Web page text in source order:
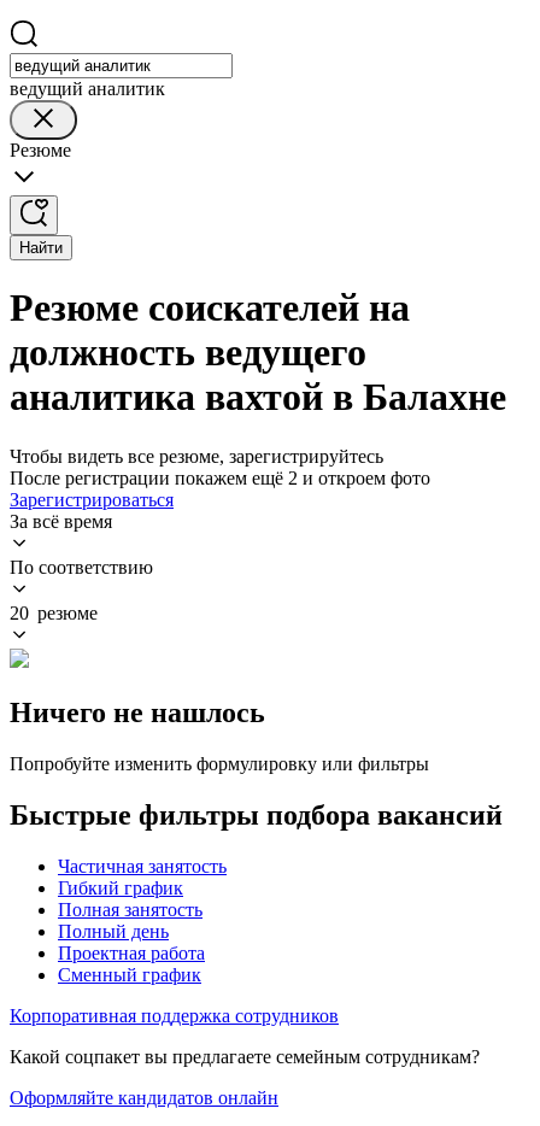
ведущий аналитик
Резюме
Найти
Резюме соискателей на
должность ведущего
аналитика вахтой в Балахне
Чтобы видеть все резюме, зарегистрируйтесь
После регистрации покажем ещё 2 и откроем фото
Зарегистрироваться
За всё время
По соответствию
20 резюме
Ничего не нашлось
Попробуйте изменить формулировку или фильтры
Быстрые фильтры подбора вакансий
Частичная занятость
Гибкий график
Полная занятость
Полный день
Проектная работа
Сменный график
Корпоративная поддержка сотрудников
Какой соцпакет вы предлагаете семейным сотрудникам?
Оформляйте кандидатов онлайн